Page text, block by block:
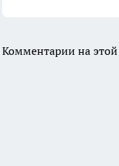
Комментарии на